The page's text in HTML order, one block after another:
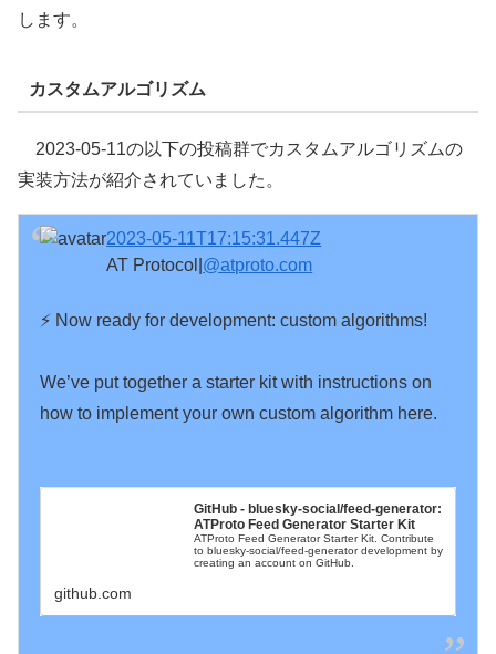
します。
カスタムアルゴリズム
2023-05-11の以下の投稿群でカスタムアルゴリズムの
実装方法が紹介されていました。
2023-05-11T17:15:31.447Z
AT Protocol| @atproto.com
⚡️ Now ready for development: custom algorithms!
We’ve put together a starter kit with instructions on
how to implement your own custom algorithm here.
GitHub - bluesky-social/feed-generator:
ATProto Feed Generator Starter Kit
ATProto Feed Generator Starter Kit. Contribute
to bluesky-social/feed-generator development by
creating an account on GitHub.
github.com